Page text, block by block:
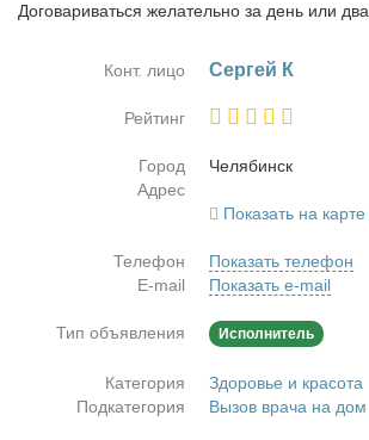
Договариваться желательно за день или два.
Конт. лицо Сер­гей К
Рейтинг
Город
Че­ля­бинск
Адрес
Показать на карте
Телефон
Показать телефон
E-mail
Показать e-mail
Тип объявления Исполнитель
Категория
Здоровье и красота
Подкатегория
Вызов врача на дом